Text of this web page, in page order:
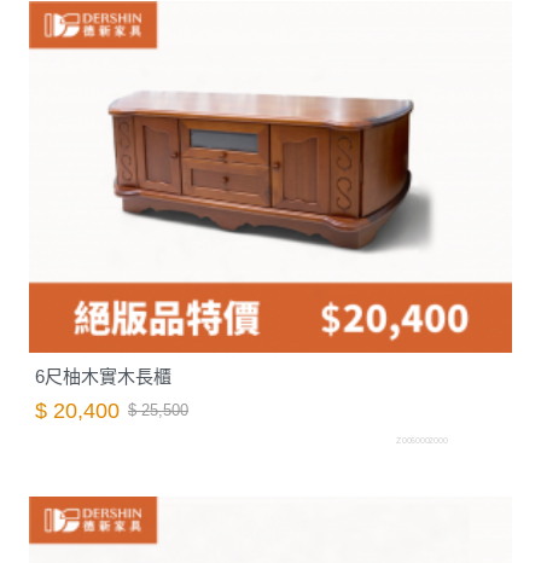
6尺柚木實木長櫃
$ 20,400 $ 25,500
Z0060002000